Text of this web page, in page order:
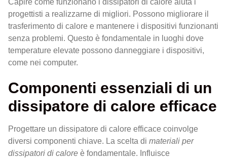
progettisti a realizzarne di migliori. Possono migliorare il
trasferimento di calore e mantenere i dispositivi funzionanti
senza problemi. Questo è fondamentale in luoghi dove
temperature elevate possono danneggiare i dispositivi,
come nei computer.
Componenti essenziali di un
dissipatore di calore efficace
Progettare un dissipatore di calore efficace coinvolge
diversi componenti chiave. La scelta di materiali per
dissipatori di calore è fondamentale. Influisce